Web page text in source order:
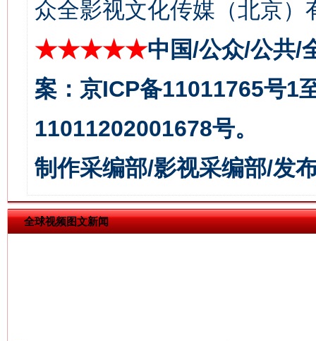
众全影视文化传媒（北京）
★★★★★中国/公众/公共/
案：京ICP备11011765号1
11011202001678号。
制作采编部/影视采编部/发
全球视频图文新闻